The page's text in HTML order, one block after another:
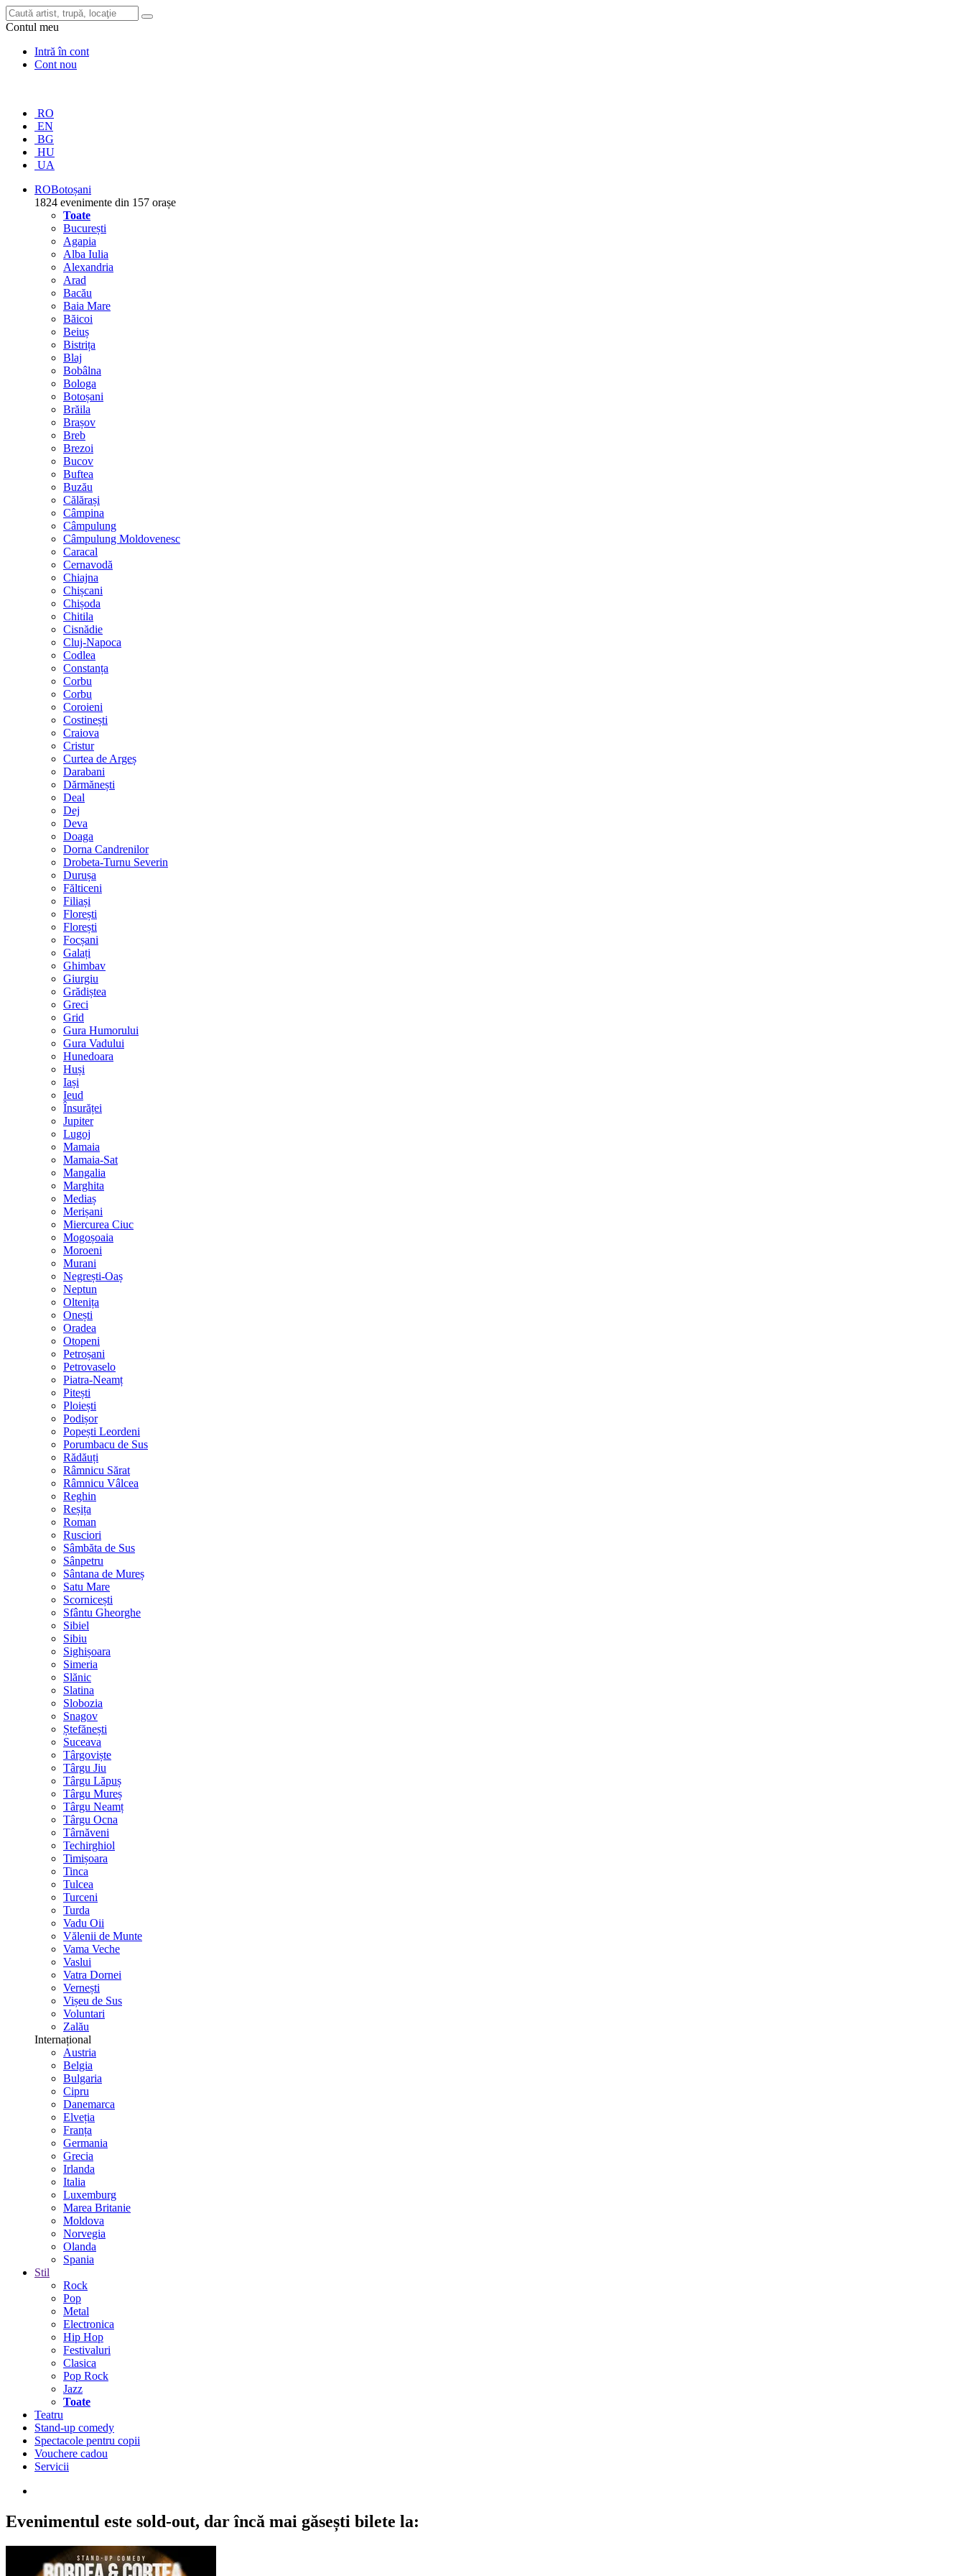
Contul meu
Intră în cont
Cont nou
RO
EN
BG
HU
UA
ROBotoșani
1824 evenimente din 157 orașe
Toate
București
Agapia
Alba Iulia
Alexandria
Arad
Bacău
Baia Mare
Băicoi
Beiuș
Bistrița
Blaj
Bobâlna
Bologa
Botoșani
Brăila
Brașov
Breb
Brezoi
Bucov
Buftea
Buzău
Călărași
Câmpina
Câmpulung
Câmpulung Moldovenesc
Caracal
Cernavodă
Chiajna
Chișcani
Chișoda
Chitila
Cisnădie
Cluj-Napoca
Codlea
Constanța
Corbu
Corbu
Coroieni
Costinești
Craiova
Cristur
Curtea de Argeș
Darabani
Dărmănești
Deal
Dej
Deva
Doaga
Dorna Candrenilor
Drobeta-Turnu Severin
Durușa
Fălticeni
Filiași
Florești
Florești
Focșani
Galați
Ghimbav
Giurgiu
Grădiștea
Greci
Grid
Gura Humorului
Gura Vadului
Hunedoara
Huși
Iași
Ieud
Însurăței
Jupiter
Lugoj
Mamaia
Mamaia-Sat
Mangalia
Marghita
Mediaș
Merișani
Miercurea Ciuc
Mogoșoaia
Moroeni
Murani
Negrești-Oaș
Neptun
Oltenița
Onești
Oradea
Otopeni
Petroșani
Petrovaselo
Piatra-Neamț
Pitești
Ploiești
Podișor
Popești Leordeni
Porumbacu de Sus
Rădăuți
Râmnicu Sărat
Râmnicu Vâlcea
Reghin
Reșița
Roman
Rusciori
Sâmbăta de Sus
Sânpetru
Sântana de Mureș
Satu Mare
Scornicești
Sfântu Gheorghe
Sibiel
Sibiu
Sighișoara
Simeria
Slănic
Slatina
Slobozia
Snagov
Ștefănești
Suceava
Târgoviște
Târgu Jiu
Târgu Lăpuș
Târgu Mureș
Târgu Neamț
Târgu Ocna
Târnăveni
Techirghiol
Timișoara
Tinca
Tulcea
Turceni
Turda
Vadu Oii
Vălenii de Munte
Vama Veche
Vaslui
Vatra Dornei
Vernești
Vișeu de Sus
Voluntari
Zalău
Internațional
Austria
Belgia
Bulgaria
Cipru
Danemarca
Elveția
Franța
Germania
Grecia
Irlanda
Italia
Luxemburg
Marea Britanie
Moldova
Norvegia
Olanda
Spania
Stil
Rock
Pop
Metal
Electronica
Hip Hop
Festivaluri
Clasica
Pop Rock
Jazz
Toate
Teatru
Stand-up comedy
Spectacole pentru copii
Vouchere cadou
Servicii
Evenimentul este sold-out, dar încă mai găsești bilete la: